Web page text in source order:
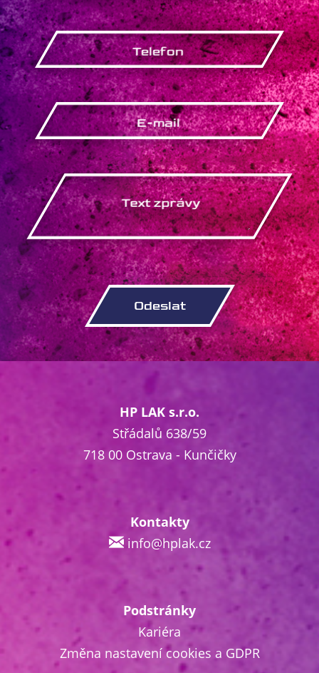
HP LAK s.r.o.
Střádalů 638/59
718 00 Ostrava - Kunčičky
Kontakty
info@hplak.cz
Podstránky
Kariéra
Změna nastavení cookies a GDPR